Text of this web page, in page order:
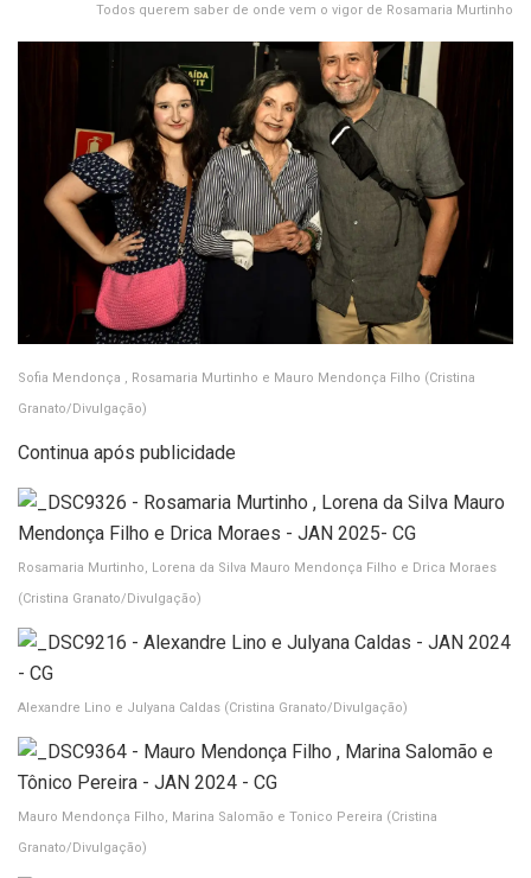
Todos querem saber de onde vem o vigor de Rosamaria Murtinho
Sofia Mendonça , Rosamaria Murtinho e Mauro Mendonça Filho (Cristina
Granato/Divulgação)
Continua após publicidade
Rosamaria Murtinho, Lorena da Silva Mauro Mendonça Filho e Drica Moraes
(Cristina Granato/Divulgação)
Alexandre Lino e Julyana Caldas (Cristina Granato/Divulgação)
Mauro Mendonça Filho, Marina Salomão e Tonico Pereira (Cristina
Granato/Divulgação)